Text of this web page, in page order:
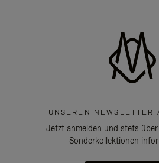
UNSEREN NEWSLETTER
Jetzt anmelden und stets
Sonderkollektionen